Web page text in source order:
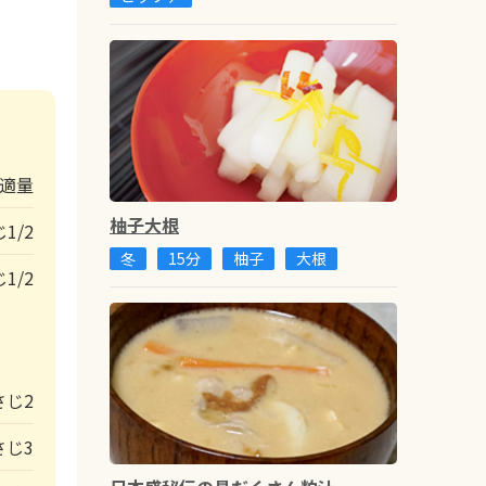
適量
1/2
1/2
じ2
じ3
柚子大根
冬 15分 柚子 大根